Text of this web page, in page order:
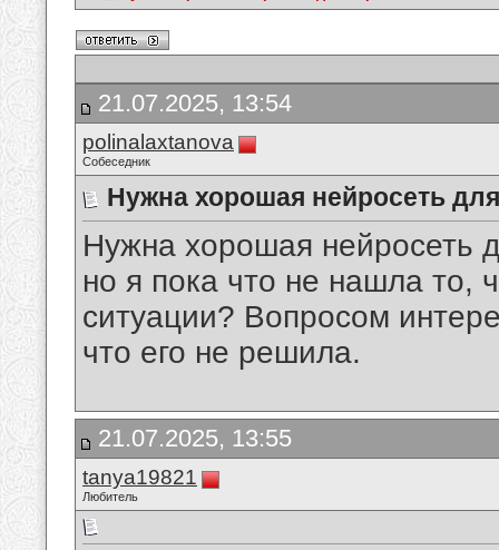
21.07.2025, 13:54
polinalaxtanova
Собеседник
Нужна хорошая нейросеть
Нужна хорошая нейросеть
но я пока что не нашла то,
ситуации? Вопросом
что его не решила.
21.07.2025, 13:55
tanya19821
Любитель